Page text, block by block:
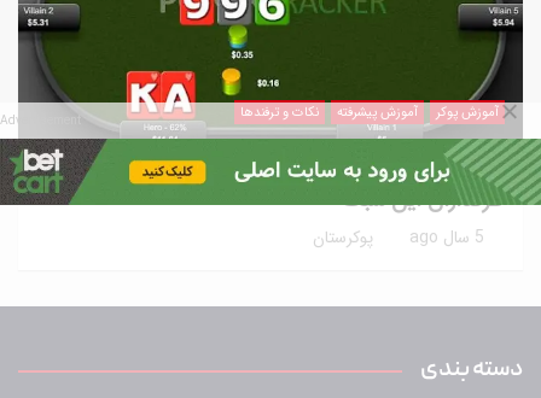
آموزش پوکر آموزش پیشرفته نکات و ترفندها
10 مورد آموزش حرفه ای پوکر بکاررفته‌شده توسط
طرفداران این سبک
5 سال ago پوکرستان
دسته بندی
Advertisement